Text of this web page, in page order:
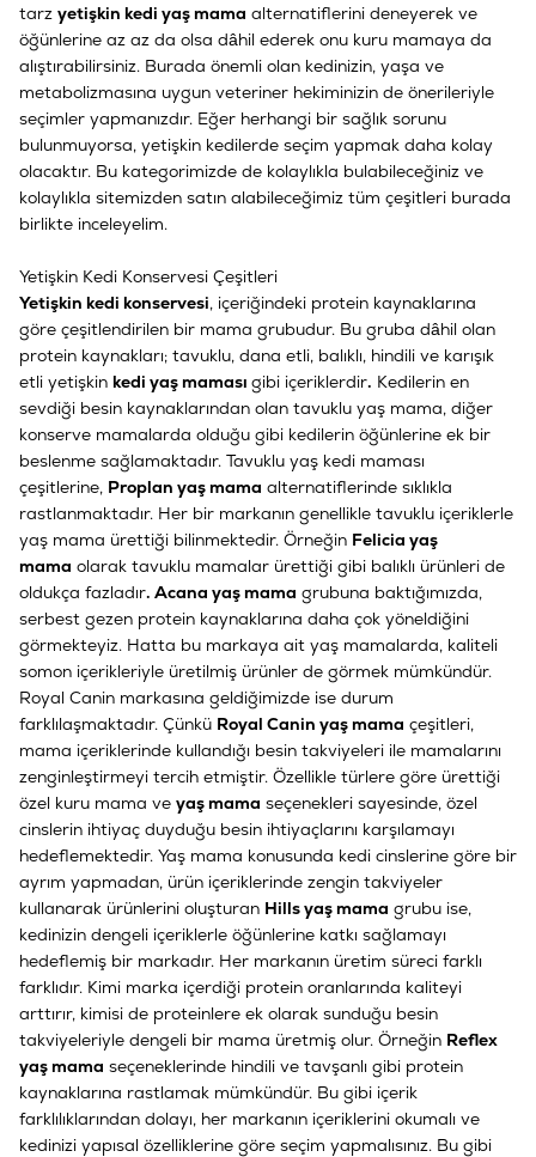
tarz yetişkin kedi yaş mama alternatiflerini deneyerek ve
öğünlerine az az da olsa dâhil ederek onu kuru mamaya da
alıştırabilirsiniz. Burada önemli olan kedinizin, yaşa ve
metabolizmasına uygun veteriner hekiminizin de önerileriyle
seçimler yapmanızdır. Eğer herhangi bir sağlık sorunu
bulunmuyorsa, yetişkin kedilerde seçim yapmak daha kolay
olacaktır. Bu kategorimizde de kolaylıkla bulabileceğiniz ve
kolaylıkla sitemizden satın alabileceğimiz tüm çeşitleri burada
birlikte inceleyelim.
Yetişkin Kedi Konservesi Çeşitleri
Yetişkin kedi konservesi, içeriğindeki protein kaynaklarına
göre çeşitlendirilen bir mama grubudur. Bu gruba dâhil olan
protein kaynakları; tavuklu, dana etli, balıklı, hindili ve karışık
etli yetişkin kedi yaş maması gibi içeriklerdir. Kedilerin en
sevdiği besin kaynaklarından olan tavuklu yaş mama, diğer
konserve mamalarda olduğu gibi kedilerin öğünlerine ek bir
beslenme sağlamaktadır. Tavuklu yaş kedi maması
çeşitlerine, Proplan yaş mama alternatiflerinde sıklıkla
rastlanmaktadır. Her bir markanın genellikle tavuklu içeriklerle
yaş mama ürettiği bilinmektedir. Örneğin Felicia yaş
mama olarak tavuklu mamalar ürettiği gibi balıklı ürünleri de
oldukça fazladır. Acana yaş mama grubuna baktığımızda,
serbest gezen protein kaynaklarına daha çok yöneldiğini
görmekteyiz. Hatta bu markaya ait yaş mamalarda, kaliteli
somon içerikleriyle üretilmiş ürünler de görmek mümkündür.
Royal Canin markasına geldiğimizde ise durum
farklılaşmaktadır. Çünkü Royal Canin yaş mama çeşitleri,
mama içeriklerinde kullandığı besin takviyeleri ile mamalarını
zenginleştirmeyi tercih etmiştir. Özellikle türlere göre ürettiği
özel kuru mama ve yaş mama seçenekleri sayesinde, özel
cinslerin ihtiyaç duyduğu besin ihtiyaçlarını karşılamayı
hedeflemektedir. Yaş mama konusunda kedi cinslerine göre bir
ayrım yapmadan, ürün içeriklerinde zengin takviyeler
kullanarak ürünlerini oluşturan Hills yaş mama grubu ise,
kedinizin dengeli içeriklerle öğünlerine katkı sağlamayı
hedeflemiş bir markadır. Her markanın üretim süreci farklı
farklıdır. Kimi marka içerdiği protein oranlarında kaliteyi
arttırır, kimisi de proteinlere ek olarak sunduğu besin
takviyeleriyle dengeli bir mama üretmiş olur. Örneğin Reflex
yaş mama seçeneklerinde hindili ve tavşanlı gibi protein
kaynaklarına rastlamak mümkündür. Bu gibi içerik
farklılıklarından dolayı, her markanın içeriklerini okumalı ve
kedinizi yapısal özelliklerine göre seçim yapmalısınız. Bu gibi